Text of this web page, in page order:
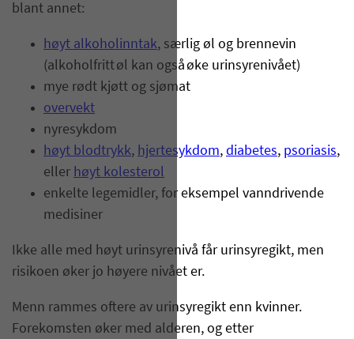
blant annet:
høyt alkoholinntak, særlig øl og brennevin
(alkoholfritt øl kan også øke urinsyrenivået)
mye rødt kjøtt og sjømat
overvekt
nyresykdom
høyt blodtrykk, hjertesykdom, diabetes, psoriasis,
eller høyt kolesterol
enkelte legemidler, for eksempel vanndrivende
medisiner
Ikke alle med høyt urinsyrenivå får urinsyregikt, men
risikoen øker jo høyere nivået er.
Menn rammes oftere av urinsyregikt enn kvinner.
Forekomsten øker med alderen, og etter